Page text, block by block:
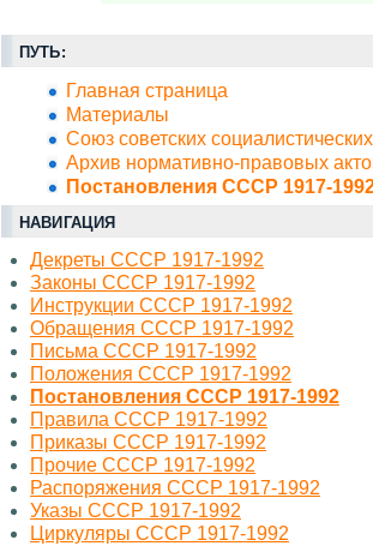
ПУТЬ:
Главная страница
Материалы
Союз советских
Архив нормативно-правовых
Постановления СССР 1917-
НАВИГАЦИЯ
Декреты СССР 1917-1992
Законы СССР 1917-1992
Инструкции СССР 1917-1992
Обращения СССР 1917-1992
Письма СССР 1917-1992
Положения СССР 1917-1992
Постановления СССР 1917-1992
Правила СССР 1917-1992
Приказы СССР 1917-1992
Прочие СССР 1917-1992
Распоряжения СССР 1917-1992
Указы СССР 1917-1992
Циркуляры СССР 1917-1992